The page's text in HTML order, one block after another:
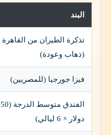
البند
تذكرة الطيران من القاهرة
(ذهاب وعودة)
فيزا جورجيا (للمصريين)
الفندق متوسط الدرجة (50
دولار × 6 ليالي)